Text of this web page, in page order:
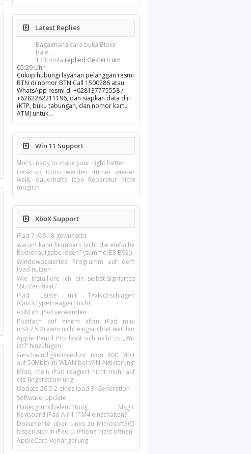
Latest Replies
Bagaimana cara buka Blokir
bale...
123tomla replied Gestern um
05:29 Uhr
Cukup hubungi layanan pelanggan resmi
BTN di nomor BTN Call 1500286 atau
WhatsApp resmi di +628137775558 /
+6282282211196, dan siapkan data diri
(KTP, buku tabungan, dan nomor kartu
ATM) untuk…
Win 11 Support
She's ready to make your night better
Desktop Icons werden immer wieder
weiß, dauerhafte Icon Reparatur nicht
möglich
XboX Support
iPad 7 iOS 18 gewünscht
warum kann Numbers nicht die einfache
Rechenaufgabe lösen? (summe(B3:B92))
Windowbasiertes Programm auf dem
Ipad nutzen
Wie installiere ich ein selbst-signiertes
SSL-Zertifikat?
iPad Leiste mit Textvorschlägen
(QuickType) reagiert nicht
eSIM im iPad verwenden
Postfach auf einem alten iPad mini
(os12.5.2) kann nicht eingerichtet werden
Apple Pencil Pro lässt sich nicht zu „Wo
ist?“ hinzufügen
Geschwindigkeitsverlust (von 800 Mbit
auf 50Mbit) im WLAN bei VPN Aktivierung
Moin, mein iPad reagiert nicht mehr auf
die fingersteuerung
Update 26.5.2 eines ipad 3. Generation
Software-Update
Hintergrundbeleuchtung Magic
Keyboard iPad Air 11’’ M4 einschalten?
Dokumente über Links zu Microsoft365
lassen sich in iPad u. iPhone nicht öffnen
AppleCare Verlängerung